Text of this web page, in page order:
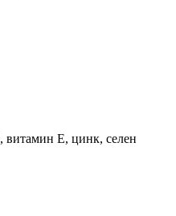
витамин Е, цинк, селен